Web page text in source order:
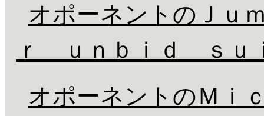
オポーネントのＪ
ｒ ｕｎｂｉｄ ｓｕ
オポーネントのＭｉ